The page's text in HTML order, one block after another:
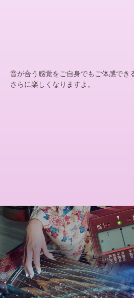
音が合う感覚をご自身でもご体感でき
さらに楽しくなりますよ。